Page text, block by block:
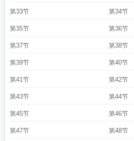
第33节 第34节
第35节 第36节
第37节 第38节
第39节 第40节
第41节 第42节
第43节 第44节
第45节 第46节
第47节 第48节